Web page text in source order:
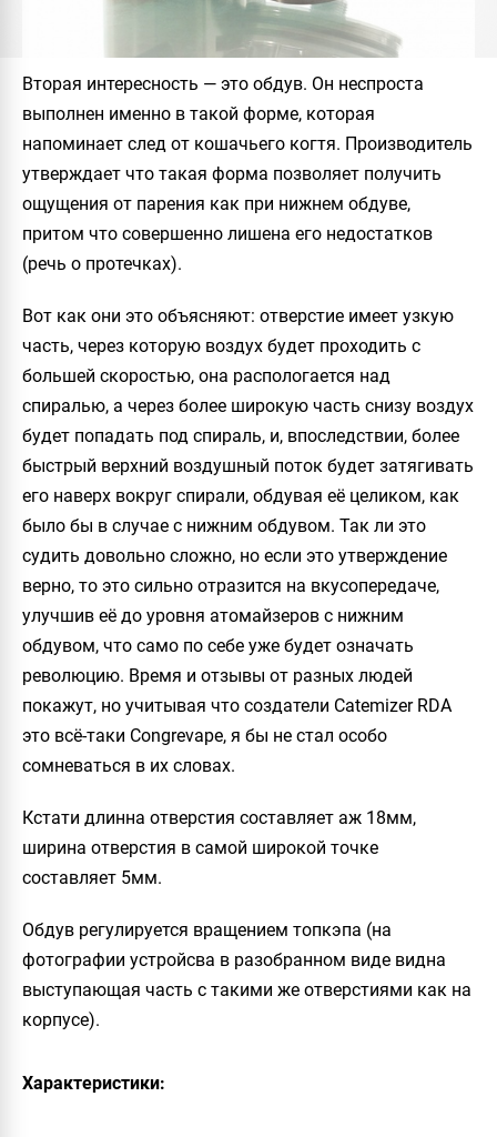
Вторая интересность — это обдув. Он неспроста
выполнен именно в такой форме, которая
напоминает след от кошачьего когтя. Производитель
утверждает что такая форма позволяет получить
ощущения от парения как при нижнем обдуве,
притом что совершенно лишена его недостатков
(речь о протечках).
Вот как они это объясняют: отверстие имеет узкую
часть, через которую воздух будет проходить с
большей скоростью, она распологается над
спиралью, а через более широкую часть снизу воздух
будет попадать под спираль, и, впоследствии, более
быстрый верхний воздушный поток будет затягивать
его наверх вокруг спирали, обдувая её целиком, как
было бы в случае с нижним обдувом. Так ли это
судить довольно сложно, но если это утверждение
верно, то это сильно отразится на вкусопередаче,
улучшив её до уровня атомайзеров с нижним
обдувом, что само по себе уже будет означать
революцию. Время и отзывы от разных людей
покажут, но учитывая что создатели Catemizer RDA
это всё-таки Congrevape, я бы не стал особо
сомневаться в их словах.
Кстати длинна отверстия составляет аж 18мм,
ширина отверстия в самой широкой точке
составляет 5мм.
Обдув регулируется вращением топкэпа (на
фотографии устройсва в разобранном виде видна
выступающая часть с такими же отверстиями как на
корпусе).
Характеристики: